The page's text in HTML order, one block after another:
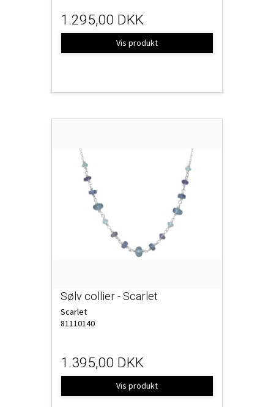
1.295,00 DKK
Vis produkt
Sølv collier - Scarlet
Scarlet
81110140
1.395,00 DKK
Vis produkt